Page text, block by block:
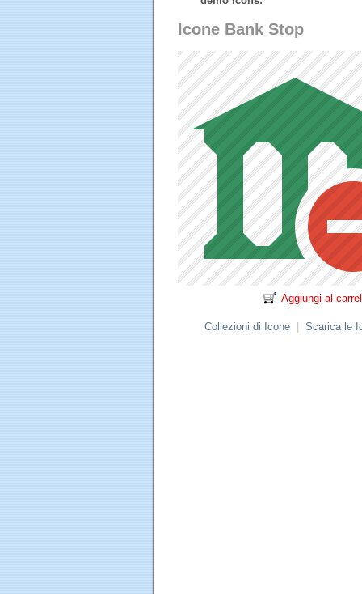
Icone Bank Stop
Aggiungi al
Collezioni di Icone Scarica le